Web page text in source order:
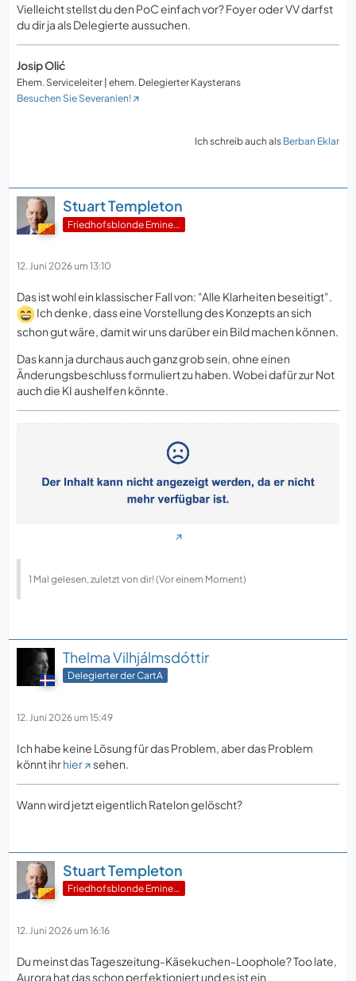
Vielleicht stellst du den PoC einfach vor? Foyer oder VV darfst
du dir ja als Delegierte aussuchen.
Josip Olić
Ehem. Serviceleiter | ehem. Delegierter Kaysterans
Besuchen Sie Severanien!
Ich schreib auch als Berban Eklar
Stuart Templeton
Friedhofsblonde Eminenz
12. Juni 2026 um 13:10
Das ist wohl ein klassischer Fall von: "Alle Klarheiten beseitigt".
Ich denke, dass eine Vorstellung des Konzepts an sich
schon gut wäre, damit wir uns darüber ein Bild machen können.
Das kann ja durchaus auch ganz grob sein, ohne einen
Änderungsbeschluss formuliert zu haben. Wobei dafür zur Not
auch die KI aushelfen könnte.
1 Mal gelesen, zuletzt von dir! (Vor einem Moment)
Thelma Vilhjálmsdóttir
Delegierter der CartA
12. Juni 2026 um 15:49
Ich habe keine Lösung für das Problem, aber das Problem
könnt ihrhier sehen.
Wann wird jetzt eigentlich Ratelon gelöscht?
Stuart Templeton
Friedhofsblonde Eminenz
12. Juni 2026 um 16:16
Du meinst das Tageszeitung-Käsekuchen-Loophole? Too late,
Aurora hat das schon perfektioniert und es ist ein